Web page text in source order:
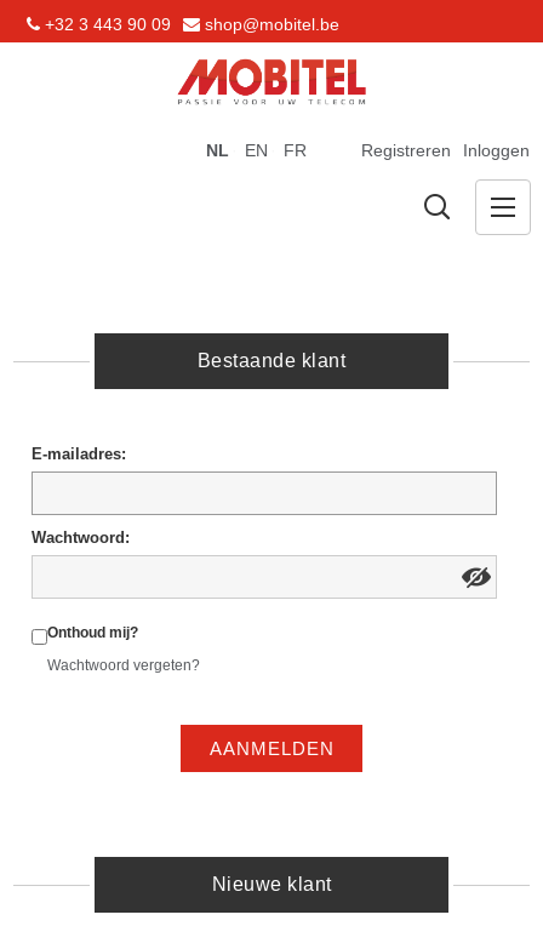
+32 3 443 90 09 shop@mobitel.be
Registreren Inloggen
NL EN FR
Bestaande klant
E-mailadres:
Wachtwoord:
Onthoud mij?
Wachtwoord vergeten?
AANMELDEN
Nieuwe klant